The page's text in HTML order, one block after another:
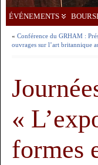
ÉVÉNEMENTS
« Conférence du GRHAM :
ouvrages sur l’art britannique
«
formes